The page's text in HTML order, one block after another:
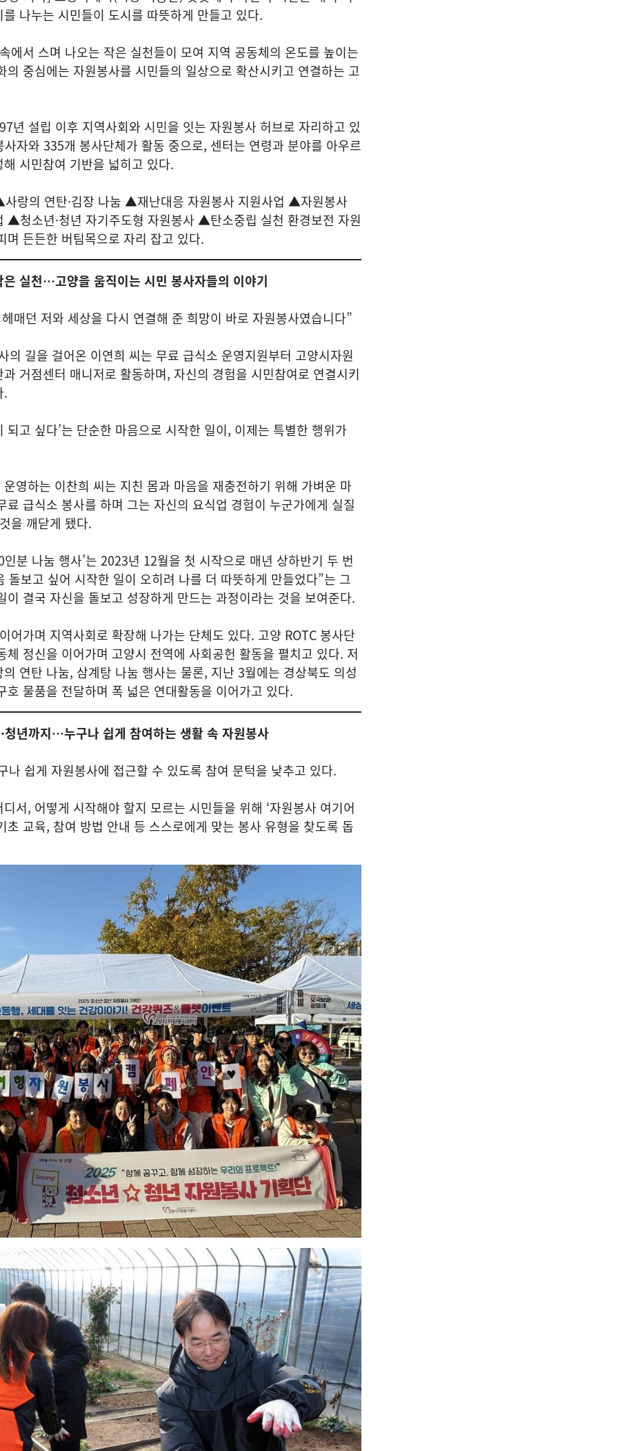
나누는 시민들이 도시를 따뜻하게 만들고 있다.
에서 스며 나오는 작은 실천들이 모여 지역 공동체의 온도를 높이는
의 중심에는 자원봉사를 시민들의 일상으로 확산시키고 연결하는 고
년 설립 이후 지역사회와 시민을 잇는 자원봉사 허브로 자리하고 있
자와 335개 봉사단체가 활동 중으로, 센터는 연령과 분야를 아우르
시민참여 기반을 넓히고 있다.
랑의 연탄·김장 나눔 ▲재난대응 자원봉사 지원사업 ▲자원봉사
▲청소년·청년 자기주도형 자원봉사 ▲탄소중립 실천 환경보전 자원
며 든든한 버팀목으로 자리 잡고 있다.
실천…고양을 움직이는 시민 봉사자들의 이야기
매던 저와 세상을 다시 연결해 준 희망이 바로 자원봉사였습니다”
의 길을 걸어온 이연희 씨는 무료 급식소 운영지원부터 고양시자원
거점센터 매니저로 활동하며, 자신의 경험을 시민참여로 연결시키
.
되고 싶다’는 단순한 마음으로 시작한 일이, 이제는 특별한 행위가
영하는 이찬희 씨는 지친 몸과 마음을 재충전하기 위해 가벼운 마
료 급식소 봉사를 하며 그는 자신의 요식업 경험이 누군가에게 실질
을 깨닫게 됐다.
분 나눔 행사’는 2023년 12월을 첫 시작으로 매년 상하반기 두 번
돌보고 싶어 시작한 일이 오히려 나를 더 따뜻하게 만들었다”는 그
이 결국 자신을 돌보고 성장하게 만드는 과정이라는 것을 보여준다.
어가며 지역사회로 확장해 나가는 단체도 있다. 고양 ROTC 봉사단
체 정신을 이어가며 고양시 전역에 사회공헌 활동을 펼치고 있다. 저
연탄 나눔, 삼계탕 나눔 행사는 물론, 지난 3월에는 경상북도 의성
호 물품을 전달하며 폭 넓은 연대활동을 이어가고 있다.
청년까지…누구나 쉽게 참여하는 생활 속 자원봉사
나 쉽게 자원봉사에 접근할 수 있도록 참여 문턱을 낮추고 있다.
서, 어떻게 시작해야 할지 모르는 시민들을 위해 ‘자원봉사 여기어
초 교육, 참여 방법 안내 등 스스로에게 맞는 봉사 유형을 찾도록 돕